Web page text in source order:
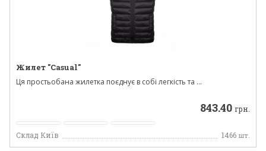
Жилет "Casual"
Ця простьобана жилетка поєднує в собі легкість та ...
843.40 грн.
Склад Київ 1466 шт.